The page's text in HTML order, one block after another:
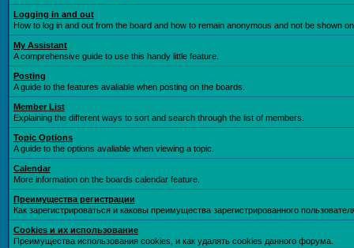
Logging in and out
How to log in and out from the board and how to remain anonymous and not be shown
My Assistant
A comprehensive guide to use this handy little feature.
Posting
A guide to the features avaliable when posting on the boards.
Member List
Explaining the different ways to sort and search through the list of members.
Topic Options
A guide to the options avaliable when viewing a topic.
Calendar
More information on the boards calendar feature.
Преимущества регистрации
Как зарегистрироваться и каковы преимущества зарегистрированного
Cookies и их использование
Преимущества использования cookies, и как удалять cookies данного форума.